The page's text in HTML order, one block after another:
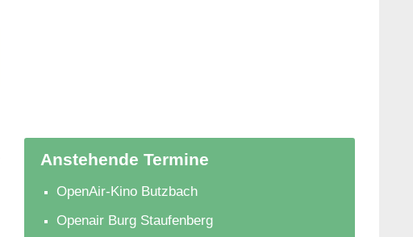
Anstehende Termine
OpenAir-Kino Butzbach
Openair Burg Staufenberg